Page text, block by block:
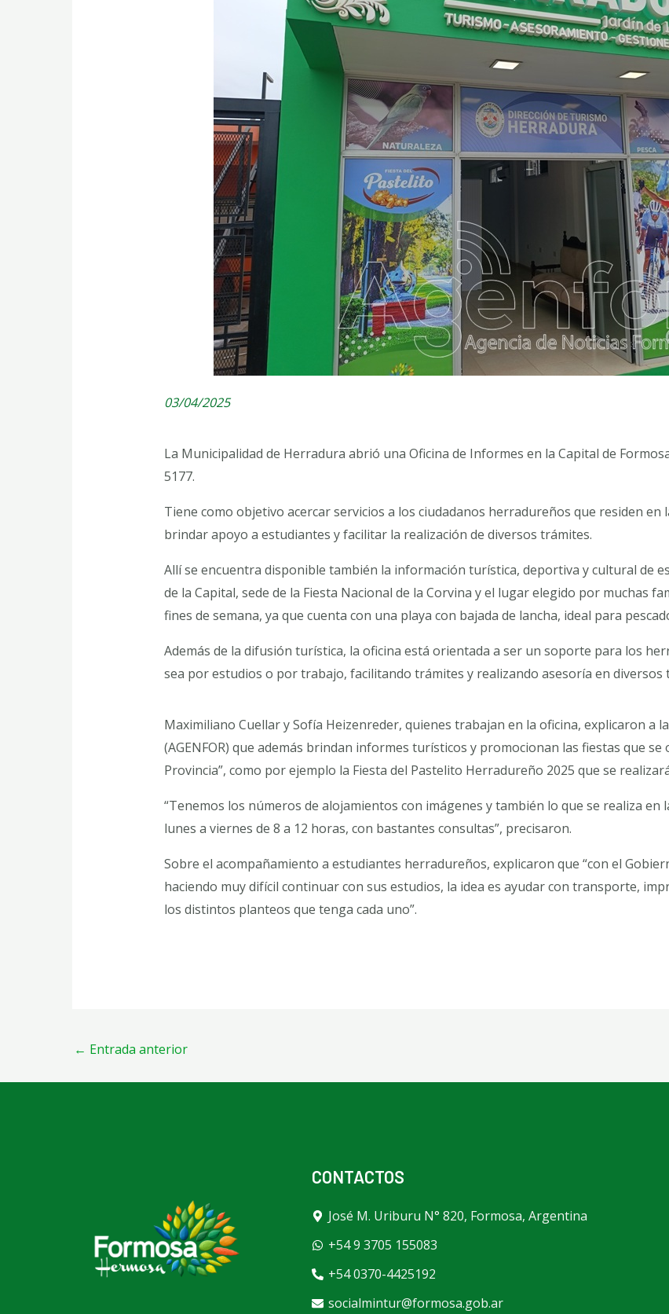
03/04/2025
La Municipalidad de Herradura abrió una Oficina de Informes en la Capital de
5177.
Tiene como objetivo acercar servicios a los ciudadanos herradureños que residen en
brindar apoyo a estudiantes y facilitar la realización de diversos trámites.
Allí se encuentra disponible también la información turística, deportiva y cultural de
de la Capital, sede de la Fiesta Nacional de la Corvina y el lugar elegido por muchas
fines de semana, ya que cuenta con una playa con bajada de lancha, ideal para
Además de la difusión turística, la oficina está orientada a ser un soporte para los
sea por estudios o por trabajo, facilitando trámites y realizando asesoría en diversos
Maximiliano Cuellar y Sofía Heizenreder, quienes trabajan en la oficina, explicaron a
(AGENFOR) que además brindan informes turísticos y promocionan las fiestas que se
Provincia”, como por ejemplo la Fiesta del Pastelito Herradureño 2025 que se
“Tenemos los números de alojamientos con imágenes y también lo que se realiza en
lunes a viernes de 8 a 12 horas, con bastantes consultas”, precisaron.
Sobre el acompañamiento a estudiantes herradureños, explicaron que “con el
haciendo muy difícil continuar con sus estudios, la idea es ayudar con transporte,
los distintos planteos que tenga cada uno”.
← Entrada anterior
CONTACTOS
José M. Uriburu N° 820, Formosa, Argentina
+54 9 3705 155083
+54 0370-4425192
socialmintur@formosa.gob.ar